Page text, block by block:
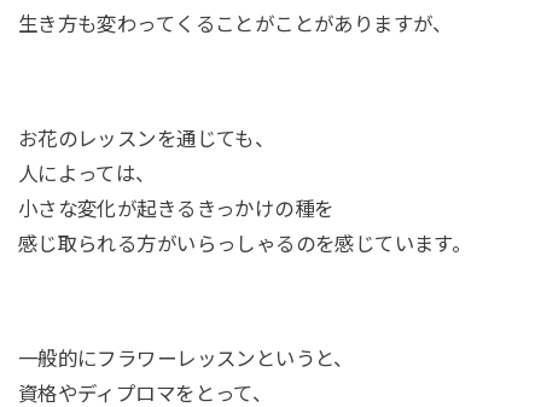
生き方も変わってくることがことがありますが、
お花のレッスンを通じても、
人によっては、
小さな変化が起きるきっかけの種を
感じ取られる方がいらっしゃるのを感じています。
一般的にフラワーレッスンというと、
資格やディプロマをとって、